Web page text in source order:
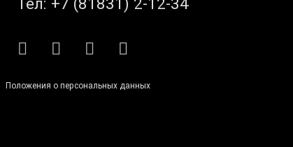
RSS E-mailВКонтакте
Telegram
Положения о персональных данных